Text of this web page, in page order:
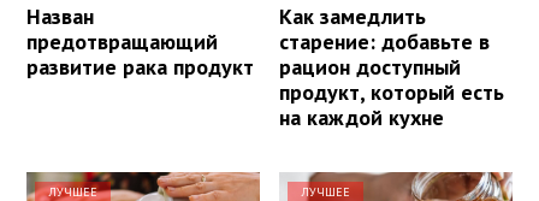
Назван
предотвращающий
развитие рака продукт
Как замедлить
старение: добавьте в
рацион доступный
продукт, который есть
на каждой кухне
ЛУЧШЕЕ ЛУЧШЕЕ